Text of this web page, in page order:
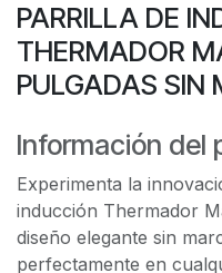
PARRILLA DE
THERMADOR
PULGADAS SIN
Información del
Experimenta la
inducción Thermador
diseño elegante sin
perfectamente en